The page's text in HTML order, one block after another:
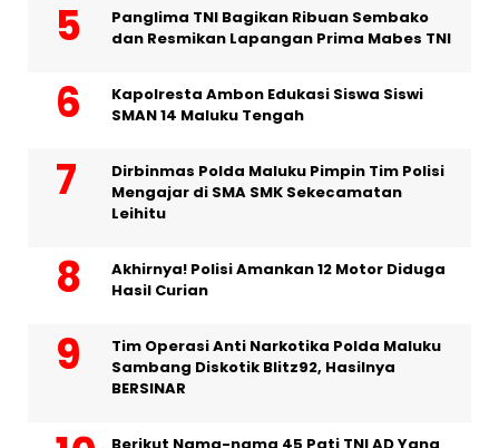
Panglima TNI Bagikan Ribuan Sembako
dan Resmikan Lapangan Prima Mabes TNI
Kapolresta Ambon Edukasi Siswa Siswi
SMAN 14 Maluku Tengah
Dirbinmas Polda Maluku Pimpin Tim Polisi
Mengajar di SMA SMK Sekecamatan
Leihitu
Akhirnya! Polisi Amankan 12 Motor Diduga
Hasil Curian
Tim Operasi Anti Narkotika Polda Maluku
Sambang Diskotik Blitz92, Hasilnya
BERSINAR